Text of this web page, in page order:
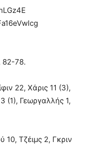
82-78.
22, Χάρις 11 (3),
(1), Γεωργαλλής 1,
Τζέιμς 2, Γκριν